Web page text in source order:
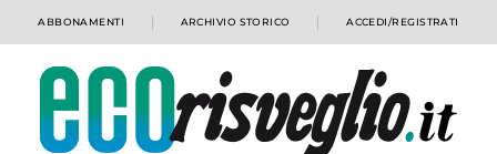
ABBONAMENTI ARCHIVIO STORICO ACCEDI/REGISTRATI